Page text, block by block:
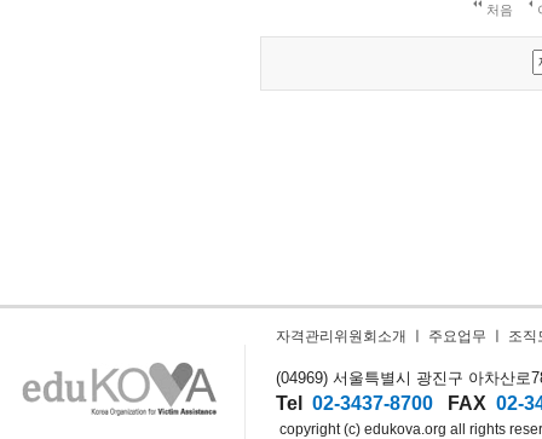
처음
자격관리위원회소개 주요업무 조직
(04969) 서울특별시 광진구 아차산로
Tel 02-3437-8700 FAX 02-
copyright (c) edukova.org all rights